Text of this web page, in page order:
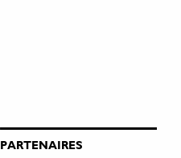
PARTENAIRES